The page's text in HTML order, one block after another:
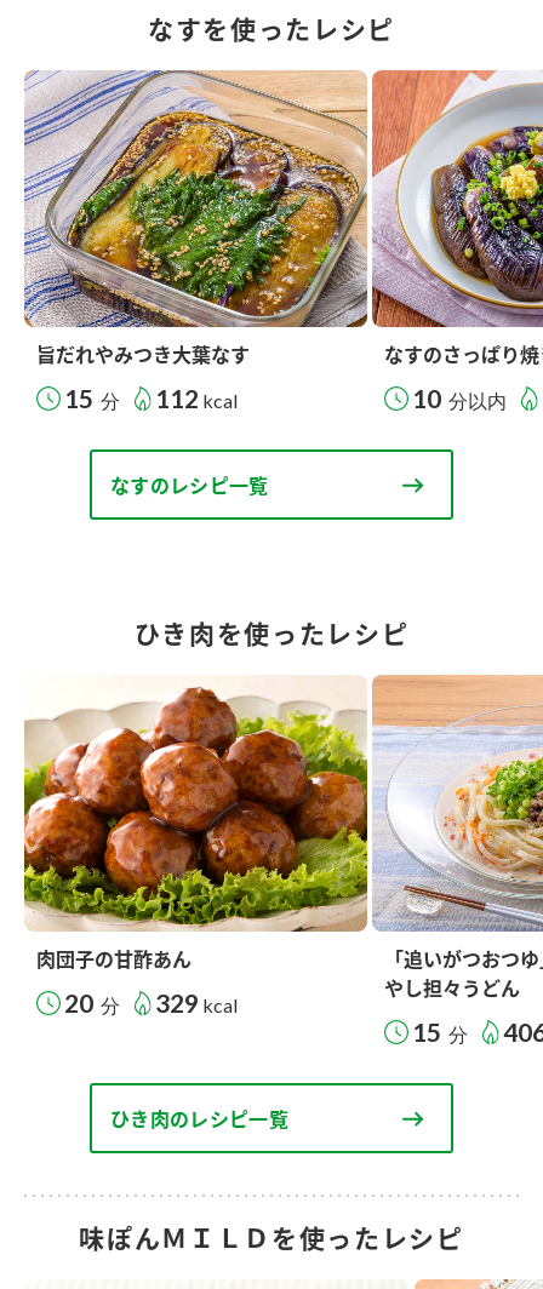
なすを使ったレシピ
旨だれやみつき大葉なす
15 分 112 kcal
なすのさっぱり
10 分以内
なすのレシピ一覧
ひき肉を使ったレシピ
肉団子の甘酢あん
20 分 329 kcal
「追いがつおつ
やし担々うどん
15 分
ひき肉のレシピ一覧
味ぽんＭＩＬＤを使ったレシピ